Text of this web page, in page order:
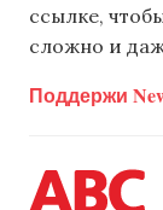
ссылке,
сложно и
Поддержи